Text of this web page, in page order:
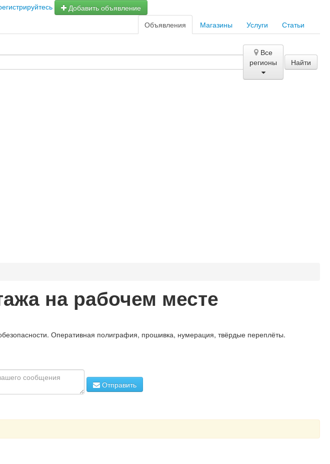
Добавить объявление
Статьи
Услуги
Магазины
Объявления
Все
регионы
Найти
на рабочем месте
Оперативная полиграфия, прошивка, нумерация, твёрдые переплёты.
Отправить